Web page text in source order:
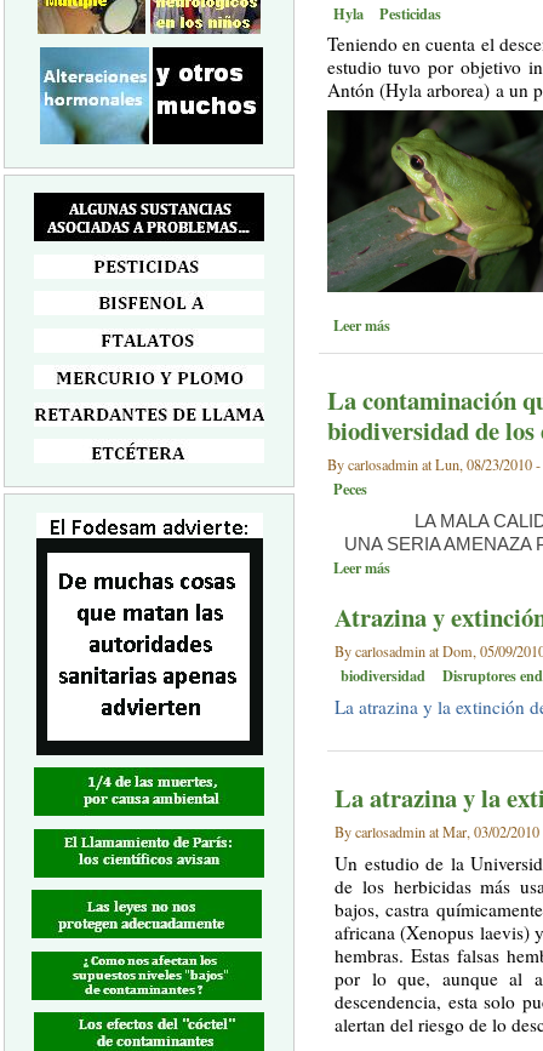
Hyla Pesticidas
Teniendo en cuenta el
estudio tuvo por objetivo
Antón (Hyla arborea) a un
Leer más
La contaminación
biodiversidad de los
By carlosadmin at Lun, 08/23/2010
Peces
LA MALA
UNA SERIA AMENAZA
Leer más
Atrazina y
By carlosadmin at Dom, 05/09/
biodiversidad Disruptores
La atrazina y la extinción
La atrazina y la
By carlosadmin at Mar, 03/02/
Un estudio de la
de los herbicidas más
bajos, castra
africana (Xenopus laevis)
hembras. Estas falsas
por lo que, aunque al
descendencia, esta solo
alertan del riesgo de lo